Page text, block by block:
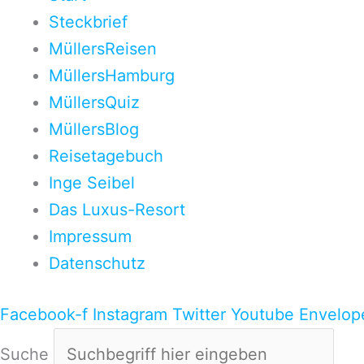
Steckbrief
MüllersReisen
MüllersHamburg
MüllersQuiz
MüllersBlog
Reisetagebuch
Inge Seibel
Das Luxus-Resort
Impressum
Datenschutz
Facebook-f Instagram Twitter Youtube
Suche